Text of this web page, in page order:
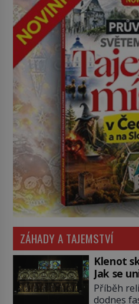
ZÁHADY A TAJEMSTVÍ
Klenot
Jak se
poklad
Bečova?
Příběh
dodnes